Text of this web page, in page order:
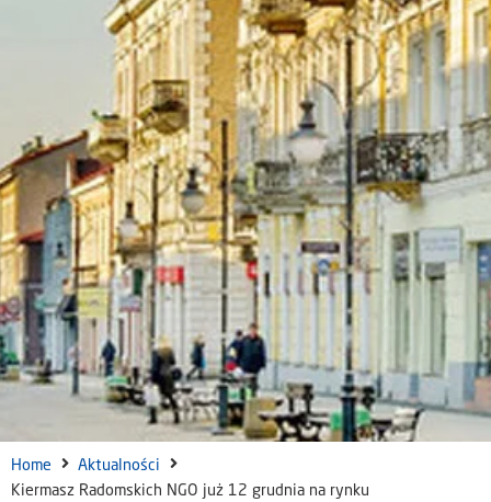
Home
Aktualności
Kiermasz Radomskich NGO już 12 grudnia na rynku